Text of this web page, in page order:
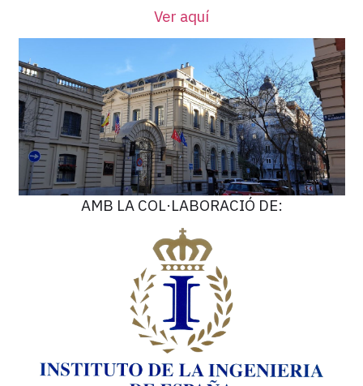
Ver aquí
AMB LA COL·LABORACIÓ DE: